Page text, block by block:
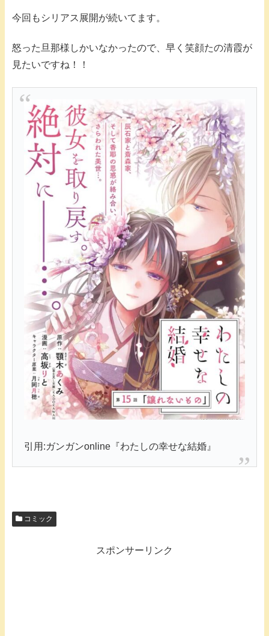
今回もシリアス展開が続いてます。
怒った旦那様しかいなかったので、早く笑顔たの清霞が
見たいですね！！
引用:ガンガンonline『わたしの幸せな結婚』
コミック
スポンサーリンク